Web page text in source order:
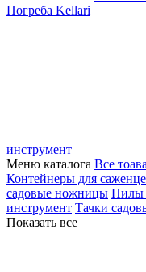
Погреба Kellari
инструмент
Меню каталога Все
Контейнеры для
садовые ножницы Пилы
инструмент Тачки
Показать все